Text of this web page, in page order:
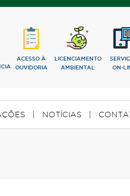
ACESSO À
OUVIDORIA
LICENCIAMENTO
AMBIENTAL
ON-
NOTÍCIAS